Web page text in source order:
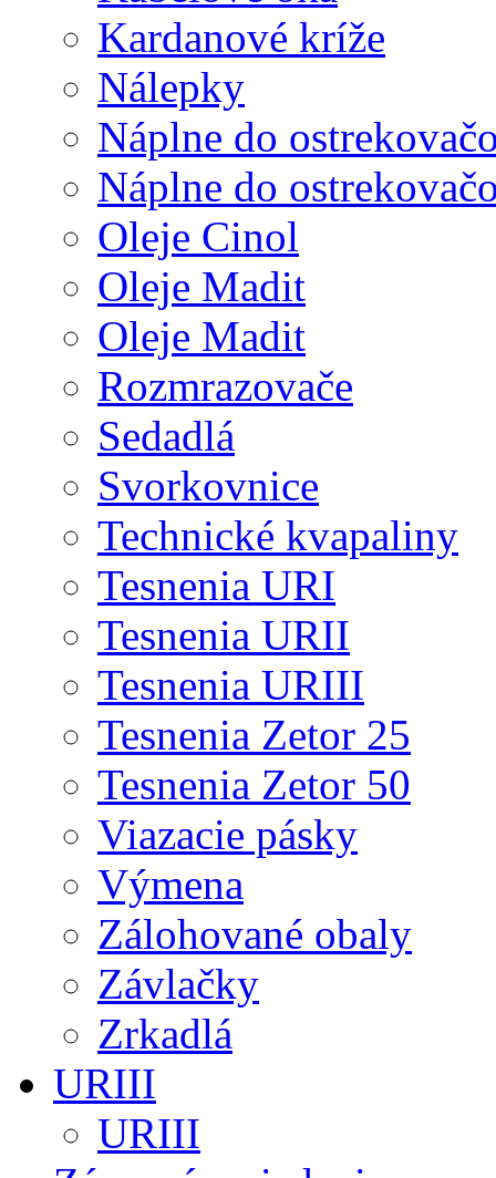
Kardanové kríže
Nálepky
Náplne do
Náplne do
Oleje Cinol
Oleje Madit
Oleje Madit
Rozmrazovače
Sedadlá
Svorkovnice
Technické kvapaliny
Tesnenia URI
Tesnenia URII
Tesnenia URIII
Tesnenia Zetor 25
Tesnenia Zetor 50
Viazacie pásky
Výmena
Zálohované obaly
Závlačky
Zrkadlá
URIII
URIII